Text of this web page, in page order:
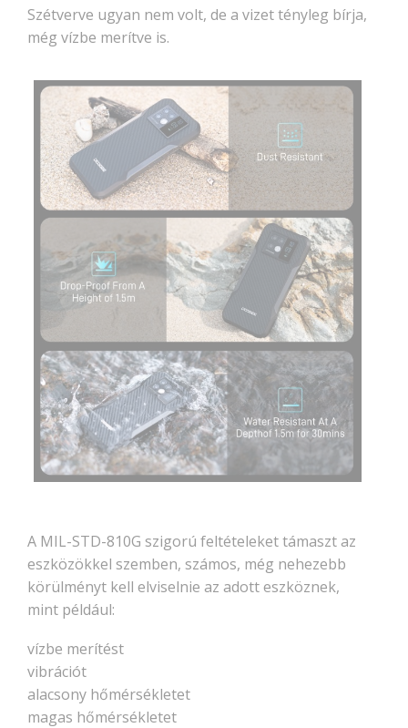
Szétverve ugyan nem volt, de a vizet tényleg bírja,
még vízbe merítve is.
A MIL-STD-810G szigorú feltételeket támaszt az
eszközökkel szemben, számos, még nehezebb
körülményt kell elviselnie az adott eszköznek,
mint például:
vízbe merítést
vibrációt
alacsony hőmérsékletet
magas hőmérsékletet